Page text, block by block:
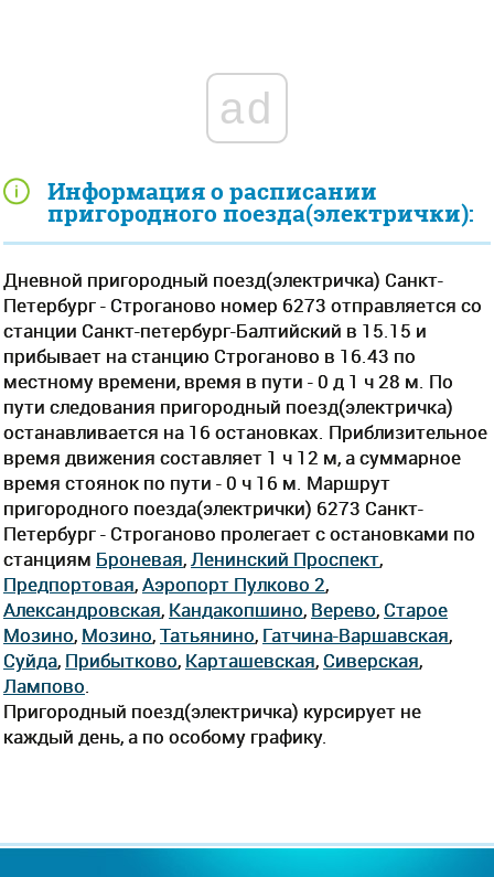
Информация о расписании
пригородного поезда(электрички):
Дневной пригородный поезд(электричка) Санкт-
Петербург - Строганово номер 6273 отправляется со
станции Санкт-петербург-Балтийский в 15.15 и
прибывает на станцию Строганово в 16.43 по
местному времени, время в пути - 0 д 1 ч 28 м. По
пути следования пригородный поезд(электричка)
останавливается на 16 остановках. Приблизительное
время движения составляет 1 ч 12 м, а суммарное
время стоянок по пути - 0 ч 16 м. Маршрут
пригородного поезда(электрички) 6273 Санкт-
Петербург - Строганово пролегает c остановками по
станциям Броневая, Ленинский Проспект,
Предпортовая,Аэропорт Пулково 2,
Александровская, Кандакопшино, Верево, Старое
Мозино, Мозино,Татьянино, Гатчина-Варшавская,
Суйда, Прибытково, Карташевская, Сиверская,
Лампово
Пригородный поезд(электричка) курсирует не
каждый день, а по особому графику.
ad